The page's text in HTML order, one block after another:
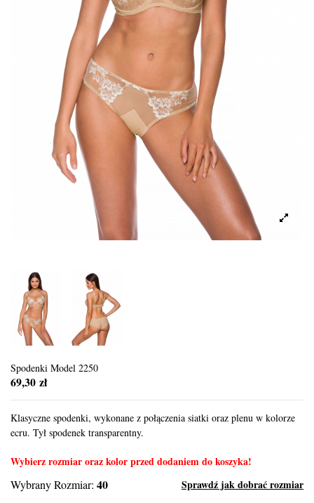
Spodenki Model 2250
69,30 zł
Klasyczne spodenki, wykonane z połączenia siatki oraz plenu w kolorze
ecru. Tył spodenek transparentny.
Wybierz rozmiar oraz kolor przed dodaniem do koszyka!
Wybrany Rozmiar: 40 Sprawdź jak dobrać rozmiar